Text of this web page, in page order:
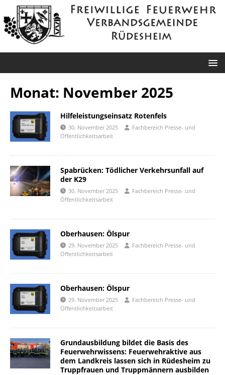
Monat: November 2025
Hilfeleistungseinsatz Rotenfels
30. November 2025
Fachbereich Presse- und
Öffentlichkeitsarbeit
Spabrücken: Tödlicher Verkehrsunfall auf
der K29
30. November 2025
Fachbereich Presse- und
Öffentlichkeitsarbeit
Oberhausen: Ölspur
29. November 2025
Fachbereich Presse- und
Öffentlichkeitsarbeit
Oberhausen: Ölspur
29. November 2025
Fachbereich Presse- und
Öffentlichkeitsarbeit
Grundausbildung bildet die Basis des
Feuerwehrwissens: Feuerwehraktive aus
dem Landkreis lassen sich in Rüdesheim zu
Truppfrauen und Truppmännern ausbilden